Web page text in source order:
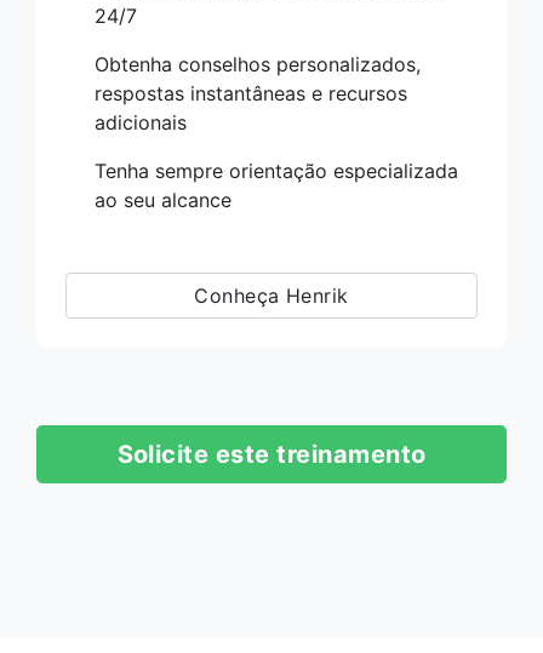
24/7
Obtenha conselhos personalizados,
respostas instantâneas e recursos
adicionais
Tenha sempre orientação especializada
ao seu alcance
Conheça Henrik
Solicite este treinamento